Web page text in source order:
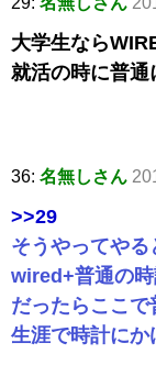
大学生なら
就活の時に普通
36: 名無しさん
>>29
そうやってや
wired+普通の
だったらここ
生涯で時計に